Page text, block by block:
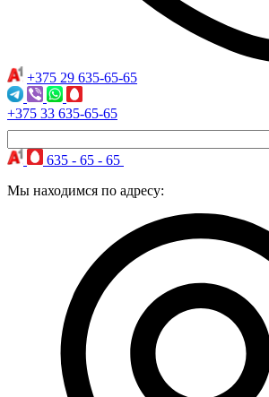
+375 29 635-65-65
+375 33 635-65-65
635 - 65 - 65
Мы находимся по адресу: